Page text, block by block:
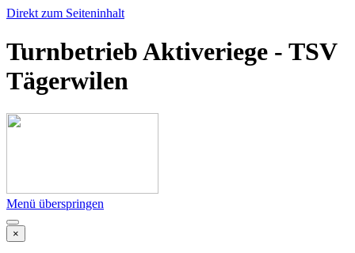
Direkt zum Seiteninhalt
Turnbetrieb Aktiveriege - TSV
Tägerwilen
Menü überspringen
×